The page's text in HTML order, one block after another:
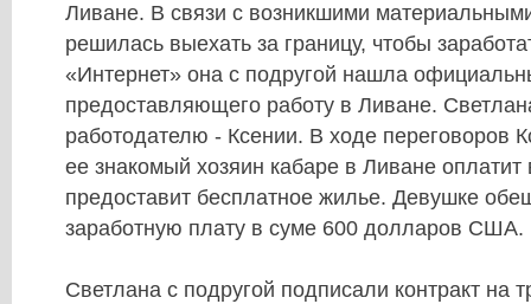
Ливане. В связи с возникшими
решилась выехать за границу, чтобы
«Интернет» она с подругой нашла
предоставляющего работу в Ливане.
работодателю - Ксении. В ходе переговоров
ее знакомый хозяин кабаре в Ливане
предоставит бесплатное жилье. Девушке
заработную плату в суме 600 долларов США.
Светлана с подругой подписали контракт на